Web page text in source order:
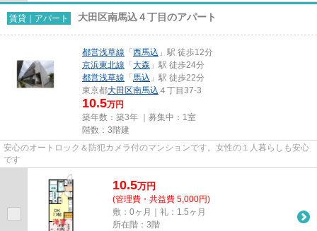
賃貸｜アパート 大田区南馬込４丁目のアパート
都営浅草線 「 西馬込 」駅 徒歩12分
京浜東北線 「 大森 」駅 徒歩24分
都営浅草線 「 馬込 」駅 徒歩22分
東京都大田区南馬込 ４丁目37-3
10.5万円
築年数：築3年 ｜募集中： 1室
階数：3階建
安心のオートロック＆防犯カメラ付のマンションです。女性の１人暮らしも安心
です
10.5万円
(管理費・共益費 5,000円)
敷：0ヶ月｜礼：1.5ヶ月
所在階：3階